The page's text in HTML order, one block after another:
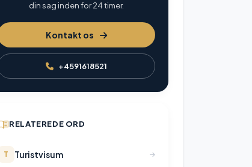
din sag inden for 24 timer.
Kontakt os
+4591618521
RELATEREDE ORD
T Turistvisum